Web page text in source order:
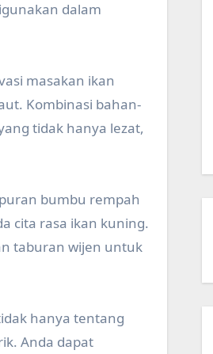
dalam
masakan ikan
Kombinasi bahan-
tidak hanya lezat,
bumbu rempah
cita rasa ikan kuning.
taburan wijen untuk
hanya tentang
Anda dapat